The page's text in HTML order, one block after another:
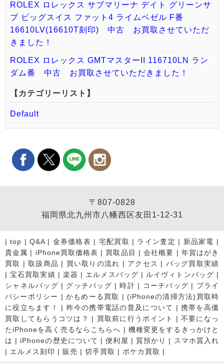
ROLEX ロレックス サブマリーナ デイト グリーンサ
ブ ビッグスイス ファット4 ライムベゼル F番
16610LV(16610T刻印) 中古 お買取させていただ
きました！
ROLEX ロレックス GMTマスターII 116710LN ラン
ダム番 中古 お買取させていただきました！
【カテゴリーリスト】
Default
〒807-0828
福岡県北九州市八幡西区友田1-12-31
|top | Q&A| 金券価格表 | 宅配買取 | ライン査定 | 新品家電 |
貴金属 | iPhone買取価格表 | 買取品目 |会社概要 | 年賀はがき
買取
|取扱商品 | 買い取りの流れ | アクセス | バッグ買取実績
|宝石買取実績 | 楽器 | エルメスバッグ | ルイヴィトンバッグ |
シャネルバッグ | グッチバッグ |時計 | コーチバッグ | プライ
バシーポリシー |かもめーる買取 | (iPhoneの清掃方法)買取時
に役立ちます！
| 昨今の携帯電話の普及について | 携帯を高価
買取してもらうコツは？
| 買取前に行うポイント | 不要になっ
たiPhoneを高く売るならこちらへ | 機種変更をするきっかけと
は | iPhoneの歴史について |便利屋 | 質預かり |
スマホ質入れ
| エルメス刻印 | 販売 | 切手買取 | ポケカ買取 |